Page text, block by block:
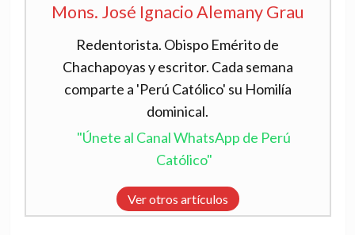
Mons. José Ignacio Alemany Grau
Redentorista. Obispo Emérito de
Chachapoyas y escritor. Cada semana
comparte a 'Perú Católico' su Homilía
dominical.
"Únete al Canal WhatsApp de Perú
Católico"
Ver otros artículos